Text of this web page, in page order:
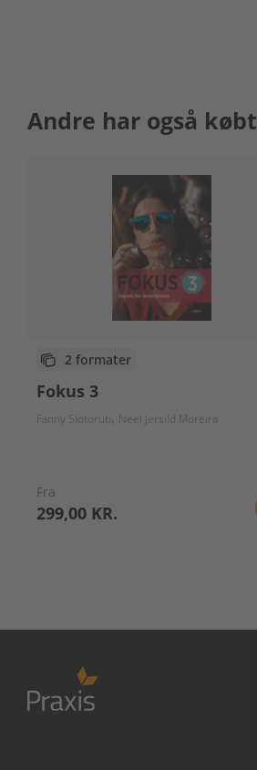
Andre har også købt
2 formater
Fokus 3
Fanny Slotorub Neel Jersild Moreira
Fra
299,00 KR.